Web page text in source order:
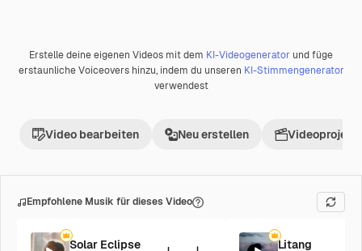
Erstelle deine eigenen Videos mit dem KI-Videogenerator und füge
erstaunliche Voiceovers hinzu, indem du unseren KI-Stimmengenerator
verwendest
Video bearbeiten Neu erstellen Videoprojekt
Empfohlene Musik für dieses Video
Solar Eclipse Litang